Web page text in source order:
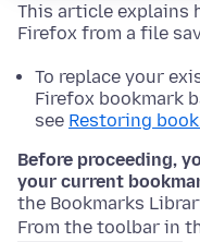
This article explains
Firefox from a file
To replace your
Firefox bookmark
see Restoring
Before proceeding,
your current
the Bookmarks
From the toolbar in